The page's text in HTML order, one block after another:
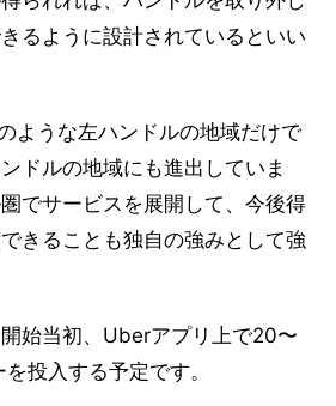
るように設計されているといい
ような左ハンドルの地域だけで
ドルの地域にも進出していま
でサービスを展開して、今後得
きることも独自の強みとして強
始当初、Uberアプリ上で20〜
投入する予定です。